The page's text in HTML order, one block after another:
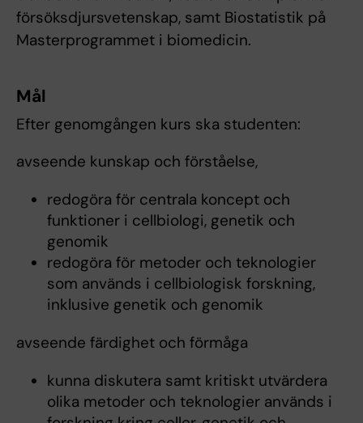
försöksdjursvetenskap, samt Biostatistik på
Masterprogrammet i biomedicin.
Mål
Efter genomgången kurs ska studenten:
avseende kunskap och förståelse,
redogöra för centrala koncept och
funktioner i cellbiologi, genetik och
genomik
redogöra för metoder och teknologier
som används i cellbiologisk forskning,
inklusive genetik och genomik
avseende färdighet och förmåga
kunna diskutera samt kritiskt utvärdera
olika metoder och teknologier används i